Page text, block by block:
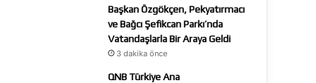
Başkan Özgökçen, Pekyatırmacı
ve Bağcı Şefikcan Parkı’nda
Vatandaşlarla Bir Araya Geldi
3 dakika önce
QNB Türkiye Ana